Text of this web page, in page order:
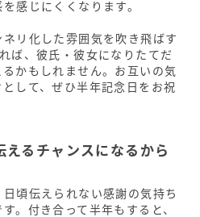
感じにくくなります。
リ化した雰囲気を吹き飛ばす
ば、彼氏・彼女になりたてだ
かもしれません。お互いの気
して、ぜひ半年記念日をお祝
えるチャンスになるから
頃伝えられない感謝の気持ち
。付き合って半年もすると、